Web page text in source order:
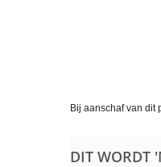
Bij aanschaf van dit
DIT WORDT